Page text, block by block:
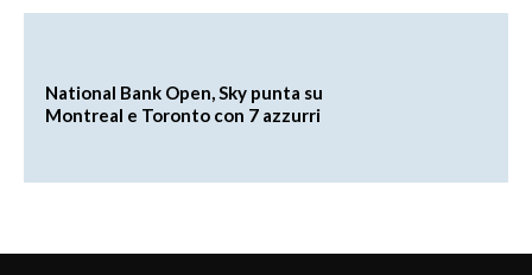
National Bank Open, Sky punta su
Montreal e Toronto con 7 azzurri